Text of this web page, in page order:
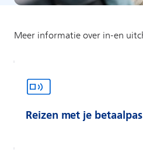
Reizen met je betaalpas